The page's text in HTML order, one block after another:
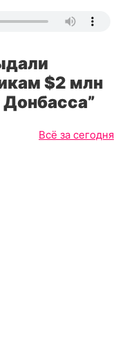
$2 млн
Донбасса”
Всё за сегодня